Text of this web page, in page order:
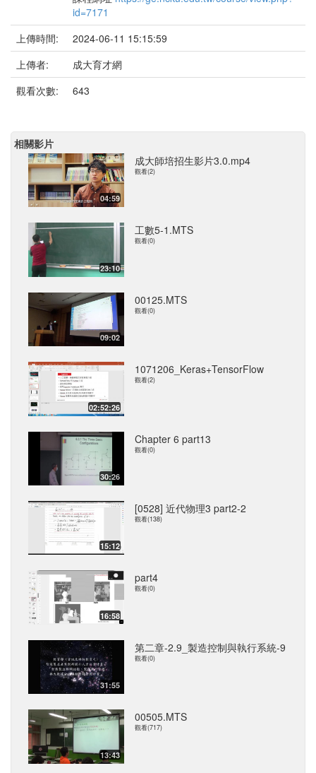
id=7171
上傳時間:
2024-06-11 15:15:59
上傳者:
成大育才網
觀看次數:
643
相關影片
04:59
成大師培招生影片3.0.mp4
觀看(2)
23:10
工數5-1.MTS
觀看(0)
09:02
00125.MTS
觀看(0)
02:52:26
1071206_Keras+TensorFlow
觀看(2)
30:26
Chapter 6 part13
觀看(0)
15:12
[0528] 近代物理3 part2-2
觀看(138)
16:58
part4
觀看(0)
31:55
第二章-2.9_製造控制與執行系統-9
觀看(0)
13:43
00505.MTS
觀看(717)